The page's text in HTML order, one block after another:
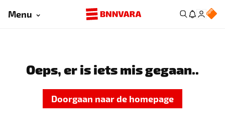
Menu
Oeps, er is iets mis gegaan..
Doorgaan naar de homepage